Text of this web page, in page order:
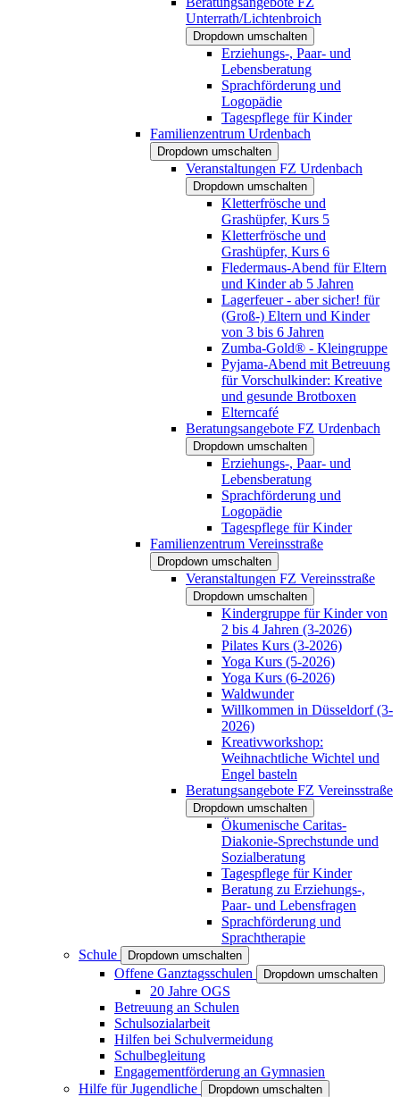
Unterrath/Lichtenbroich
Dropdown umschalten
Erziehungs-, Paar- und
Lebensberatung
Sprachförderung und
Logopädie
Tagespflege für Kinder
Familienzentrum Urdenbach
Dropdown umschalten
Veranstaltungen FZ Urdenbach
Dropdown umschalten
Kletterfrösche und
Grashüpfer, Kurs 5
Kletterfrösche und
Grashüpfer, Kurs 6
Fledermaus-Abend für Eltern
und Kinder ab 5 Jahren
Lagerfeuer - aber sicher! für
(Groß-) Eltern und Kinder
von 3 bis 6 Jahren
Zumba-Gold® - Kleingruppe
Pyjama-Abend mit Betreuung
für Vorschulkinder: Kreative
und gesunde Brotboxen
Elterncafé
Beratungsangebote FZ Urdenbach
Dropdown umschalten
Erziehungs-, Paar- und
Lebensberatung
Sprachförderung und
Logopädie
Tagespflege für Kinder
Familienzentrum Vereinsstraße
Dropdown umschalten
Veranstaltungen FZ Vereinsstraße
Dropdown umschalten
Kindergruppe für Kinder von
2 bis 4 Jahren (3-2026)
Pilates Kurs (3-2026)
Yoga Kurs (5-2026)
Yoga Kurs (6-2026)
Waldwunder
Willkommen in Düsseldorf (3-
2026)
Kreativworkshop:
Weihnachtliche Wichtel und
Engel basteln
Beratungsangebote FZ Vereinsstraße
Dropdown umschalten
Ökumenische Caritas-
Diakonie-Sprechstunde und
Sozialberatung
Tagespflege für Kinder
Beratung zu Erziehungs-,
Paar- und Lebensfragen
Sprachförderung und
Sprachtherapie
Schule
Dropdown umschalten
Offene Ganztagsschulen Dropdown umschalten
20 Jahre OGS
Betreuung an Schulen
Schulsozialarbeit
Hilfen bei Schulvermeidung
Schulbegleitung
Engagementförderung an Gymnasien
Hilfe für Jugendliche
Dropdown umschalten